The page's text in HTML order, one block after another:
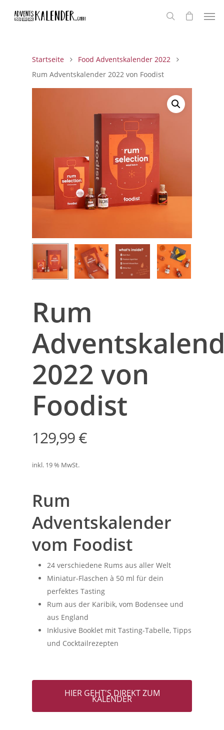
Startseite
Food Adventskalender 2022
Rum Adventskalender 2022 von Foodist
Rum
2022 von
Foodist
129,99€
inkl. 19 % MwSt.
Rum
Adventskalender
vom Foodist
24 verschiedene Rums aus aller Welt
Miniatur-Flaschen à 50 ml für dein
perfektes Tasting
Rum aus der Karibik, vom Bodensee und
aus England
Inklusive Booklet mit Tasting-Tabelle, Tipps
und Cocktailrezepten
HIER GEHT'S DIREKT ZUM
KALENDER